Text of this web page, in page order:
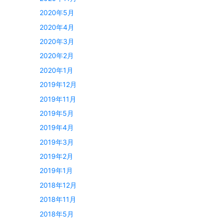
2020年5月
2020年4月
2020年3月
2020年2月
2020年1月
2019年12月
2019年11月
2019年5月
2019年4月
2019年3月
2019年2月
2019年1月
2018年12月
2018年11月
2018年5月